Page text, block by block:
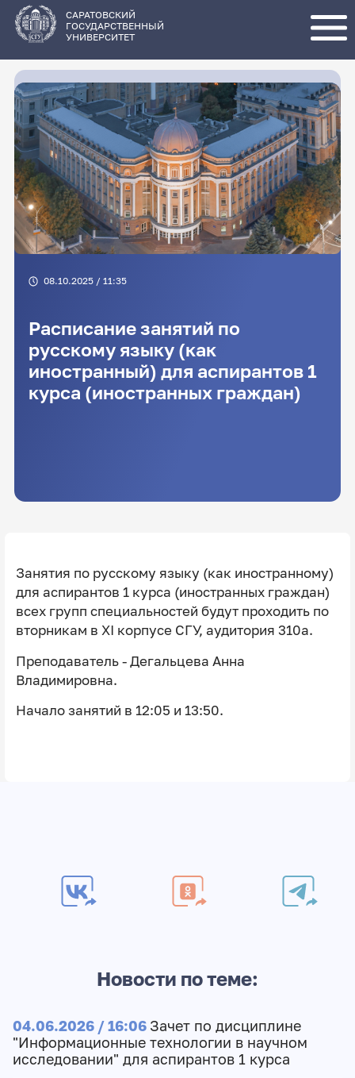
основному
содержанию
САРАТОВСКИЙ
ГОСУДАРСТВЕННЫЙ
УНИВЕРСИТЕТ
08.10.2025 / 11:35
Расписание занятий по
русскому языку (как
иностранный) для аспирантов 1
курса (иностранных граждан)
Занятия по русскому языку (как иностранному)
для аспирантов 1 курса (иностранных граждан)
всех групп специальностей будут проходить по
вторникам в XI корпусе СГУ, аудитория 310а.
Преподаватель - Дегальцева Анна
Владимировна.
Начало занятий в 12:05 и 13:50.
Новости по теме:
04.06.2026 / 16:06 Зачет по дисциплине
"Информационные технологии в научном
исследовании" для аспирантов 1 курса